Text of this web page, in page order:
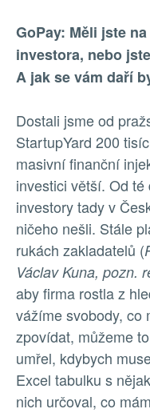
GoPay: Měli jste
investora, nebo
A jak se vám daří
Dostali jsme od
StartupYard 200
masivní finanční
investici větší. Od
investory tady v
ničeho nešli. Stále
rukách zakladatelů (
Václav Kuna, pozn.
aby firma rostla z
vážíme svobody, co
zpovídat, můžeme
umřel, kdybych
Excel tabulku s
nich určoval, co